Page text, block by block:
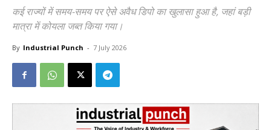
कई राज्यों में समय-समय पर ऐसे अवैध डिपो का खुलासा हुआ है, जहां बड़ी
मात्रा में कोयला जब्त किया गया।
By Industrial Punch - 7 July 2026